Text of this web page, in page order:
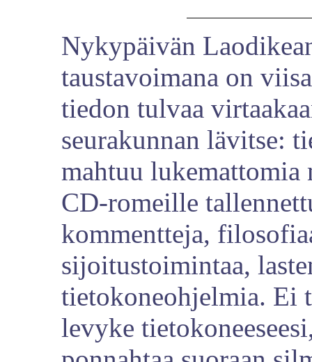
Nykypäivän
taustavoimana on
tiedon tulvaa
seurakunnan lävitse:
mahtuu
CD-romeille
kommentteja,
sijoitustoimintaa,
tietokoneohjelmia. Ei
levyke